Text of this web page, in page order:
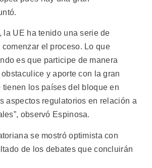
la UE ha tenido una serie de
el proceso. Lo que
es que participe de manera
y aporte con la gran
tienen los países del bloque en
aspectos regulatorios en relación a
observó Espinosa.
se mostró optimista con
de los debates que concluirán